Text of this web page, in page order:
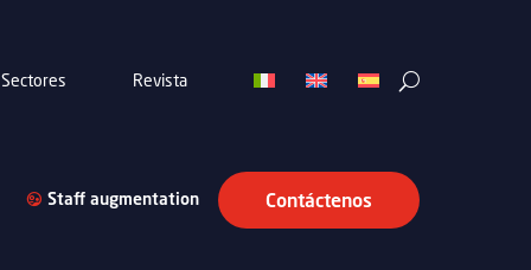
Sectores Revista
Staff augmentation Contáctenos